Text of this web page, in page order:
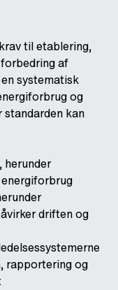
til etablering,
af
systematisk
og
kan
herunder
driften og
rapportering og